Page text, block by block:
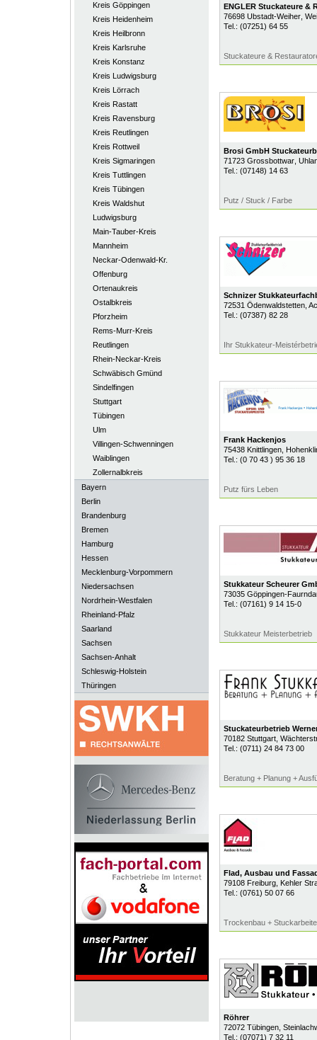
Kreis Göppingen
Kreis Heidenheim
Kreis Heilbronn
Kreis Karlsruhe
Kreis Konstanz
Kreis Ludwigsburg
Kreis Lörrach
Kreis Rastatt
Kreis Ravensburg
Kreis Reutlingen
Kreis Rottweil
Kreis Sigmaringen
Kreis Tuttlingen
Kreis Tübingen
Kreis Waldshut
Ludwigsburg
Main-Tauber-Kreis
Mannheim
Neckar-Odenwald-Kr.
Offenburg
Ortenaukreis
Ostalbkreis
Pforzheim
Rems-Murr-Kreis
Reutlingen
Rhein-Neckar-Kreis
Schwäbisch Gmünd
Sindelfingen
Stuttgart
Tübingen
Ulm
Villingen-Schwenningen
Waiblingen
Zollernalbkreis
Bayern
Berlin
Brandenburg
Bremen
Hamburg
Hessen
Mecklenburg-Vorpommern
Niedersachsen
Nordrhein-Westfalen
Rheinland-Pfalz
Saarland
Sachsen
Sachsen-Anhalt
Schleswig-Holstein
Thüringen
ENGLER Stuckateure &
76698 Ubstadt-Weiher,
Tel.: (07251) 64 55
Stuckateure &
Brosi GmbH
71723 Grossbottwar,
Tel.: (07148) 14 63
Putz / Stuck / Farbe
Schnizer
72531 Ödenwaldstetten,
Tel.: (07387) 82 28
Ihr Stukkateur-
Frank Hackenjos
75438 Knittlingen,
Tel.: (0 70 43 ) 95 36 18
Putz fürs Leben
Stukkateur Scheurer
73035 Göppingen-
Tel.: (07161) 9 14 15-0
Stukkateur Meisterbetrieb
Stuckateurbetrieb
70182 Stuttgart,
Tel.: (0711) 24 84 73 00
Beratung + Planung +
Flad, Ausbau und
79108 Freiburg, Kehler
Tel.: (0761) 50 07 66
Trockenbau +
Röhrer
72072 Tübingen,
Tel.: (07071) 7 32 11